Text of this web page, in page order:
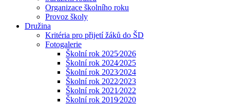
Organizace školního roku
Provoz školy
Družina
Kritéria pro přijetí žáků do ŠD
Fotogalerie
Školní rok 2025⁄2026
Školní rok 2024⁄2025
Školní rok 2023⁄2024
Školní rok 2022⁄2023
Školní rok 2021⁄2022
Školní rok 2019⁄2020